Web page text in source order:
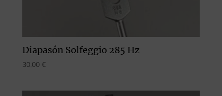
Diapasón Solfeggio 285 Hz
30,00 €